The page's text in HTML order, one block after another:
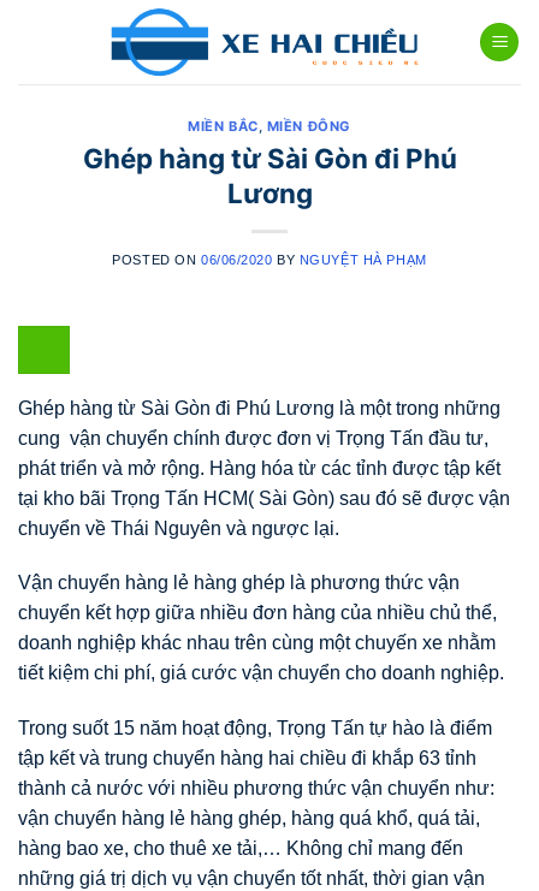
MIỀN BẮC, MIỀN ĐÔNG
Ghép hàng từ Sài Gòn đi Phú
Lương
POSTED ON 06/06/2020 BY NGUYỆT HÀ PHẠM
Ghép hàng từ Sài Gòn đi Phú Lương là một trong những
cung vận chuyển chính được đơn vị Trọng Tấn đầu tư,
phát triển và mở rộng. Hàng hóa từ các tỉnh được tập kết
tại kho bãi Trọng Tấn HCM( Sài Gòn) sau đó sẽ được vận
chuyển về Thái Nguyên và ngược lại.
Vận chuyển hàng lẻ hàng ghép là phương thức vận
chuyển kết hợp giữa nhiều đơn hàng của nhiều chủ thể,
doanh nghiệp khác nhau trên cùng một chuyến xe nhằm
tiết kiệm chi phí, giá cước vận chuyển cho doanh nghiệp.
Trong suốt 15 năm hoạt động, Trọng Tấn tự hào là điểm
tập kết và trung chuyển hàng hai chiều đi khắp 63 tỉnh
thành cả nước với nhiều phương thức vận chuyển như:
vận chuyển hàng lẻ hàng ghép, hàng quá khổ, quá tải,
hàng bao xe, cho thuê xe tải,… Không chỉ mang đến
những giá trị dịch vụ vận chuyển tốt nhất, thời gian vận